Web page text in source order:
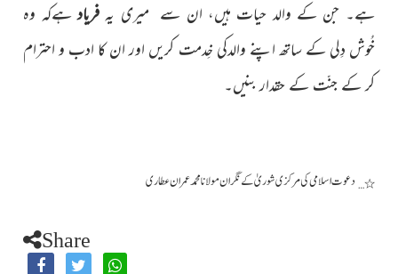
ہے۔ جن کے والد حیات ہیں، ان سے میری یہفریادہےکہ وہ
خُوش دِلی کے ساتھ اپنے والدکی خِدمت کریں اور ان کا ادب و احترام
کر کے جنّت کے حقدار بنیں۔
٭…دعوت اسلامی کی مرکزی شوریٰ کے نگران مولانا محمد عمران عطاری
Share